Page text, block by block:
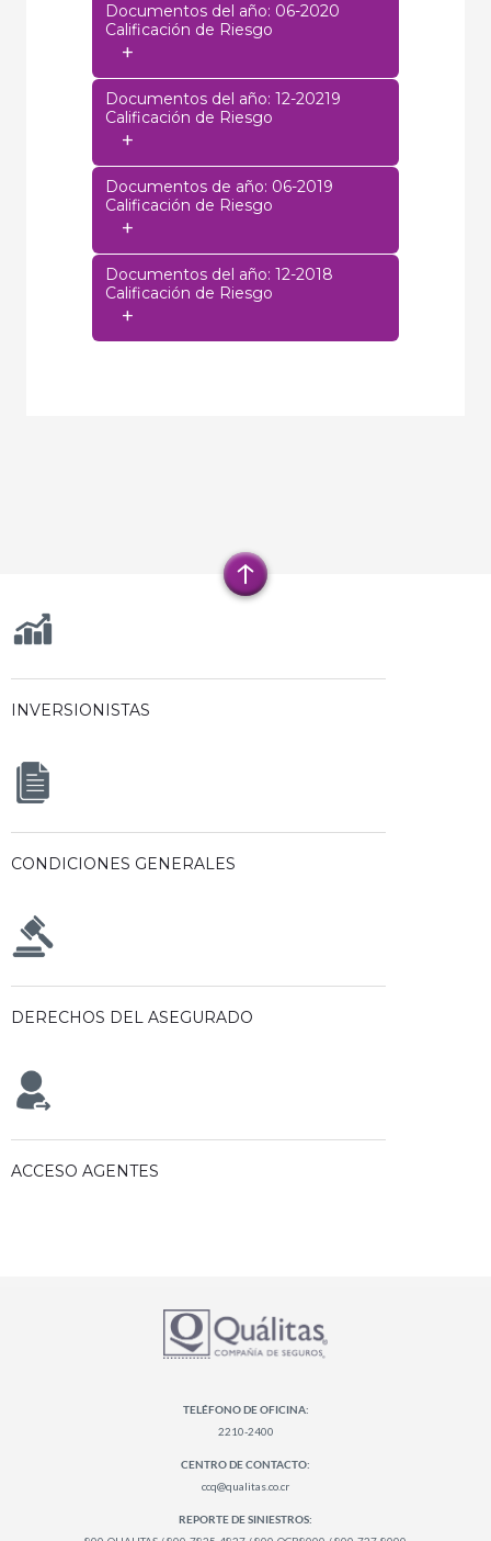
Documentos del año: 06-2020
Calificación de Riesgo
+
Documentos del año: 12-20219
Calificación de Riesgo
+
Documentos de año: 06-2019
Calificación de Riesgo
+
Documentos del año: 12-2018
Calificación de Riesgo
+
INVERSIONISTAS
CONDICIONES GENERALES
DERECHOS DEL ASEGURADO
ACCESO AGENTES
TELÉFONO DE OFICINA:
2210-2400
CENTRO DE CONTACTO:
ccq@qualitas.co.cr
REPORTE DE SINIESTROS: